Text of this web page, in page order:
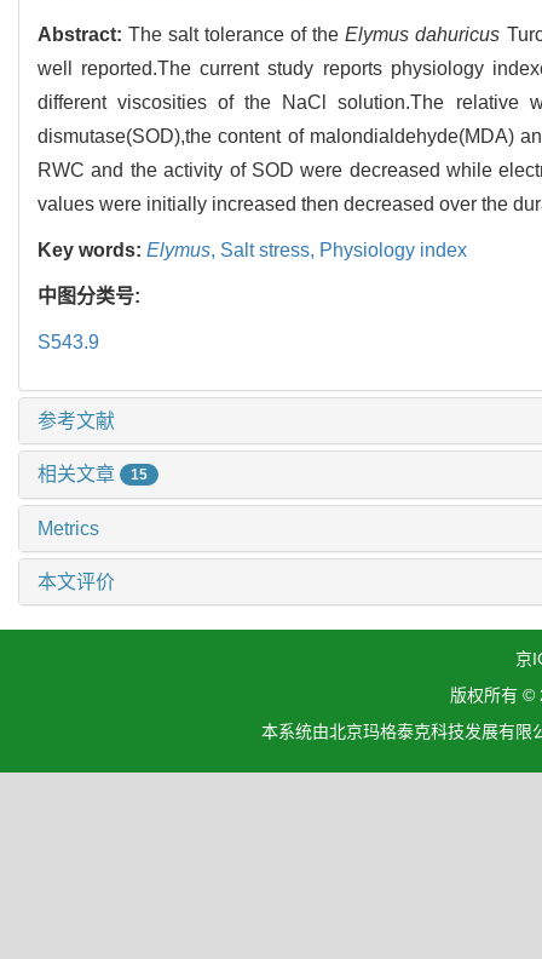
Abstract:The salt tolerance of theElymus dahuricus
well reported.The current study reports physiology
different viscosities of the NaCl solution.The relative
dismutase(SOD),the content of malondialdehyde(MDA)
RWC and the activity of SOD were decreased while
values were initially increased then decreased over the
Key words: Elymus, Salt stress, Physiology index
中图分类号:
S543.9
参考文献
相关文章 15
Metrics
本文评价
京
版权所有 ©
本系统由北京玛格泰克科技发展有